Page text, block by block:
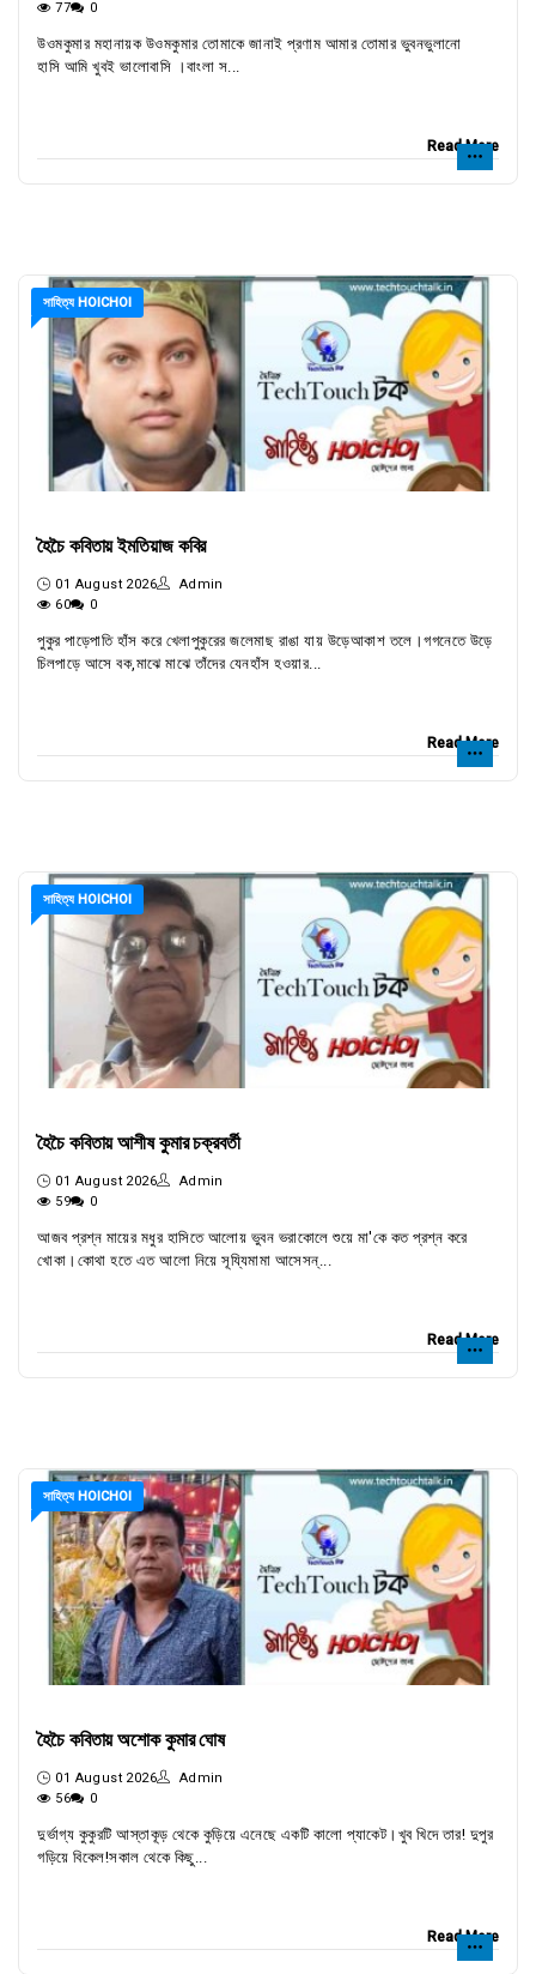
77
0
উওমকুমার মহানায়ক উওমকুমার তোমাকে জানাই প্রণাম আমার তোমার ভুবনভুলানো
হাসি আমি খুবই ভালোবাসি ।বাংলা স...
Read More
সাহিত্য HOICHOI
হৈচৈ কবিতায় ইমতিয়াজ কবির
01 August 2026
Admin
60
0
পুকুর পাড়েপাতি হাঁস করে খেলাপুকুরের জলেমাছ রাঙা যায় উড়েআকাশ তলে।গগনেতে উড়ে
চিলপাড়ে আসে বক,মাঝে মাঝে তাঁদের যেনহাঁস হওয়ার...
Read More
সাহিত্য HOICHOI
হৈচৈ কবিতায় আশীষ কুমার চক্রবর্তী
01 August 2026
Admin
59
0
আজব প্রশ্ন মায়ের মধুর হাসিতে আলোয় ভুবন ভরাকোলে শুয়ে মা'কে কত প্রশ্ন করে
খোকা।কোথা হতে এত আলো নিয়ে সূয্যিমামা আসেসন্...
Read More
সাহিত্য HOICHOI
হৈচৈ কবিতায় অশোক কুমার ঘোষ
01 August 2026
Admin
56
0
দুর্ভাগ্য কুকুরটি আস্তাকূড় থেকে কুড়িয়ে এনেছে একটি কালো প্যাকেট।খুব খিদে তার! দুপুর
গড়িয়ে বিকেল!সকাল থেকে কিছু...
Read More